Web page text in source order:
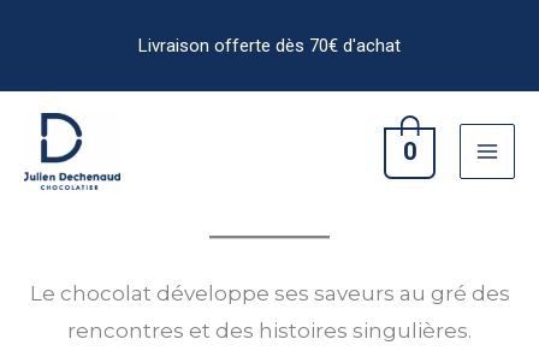
contenu
0
Le chocolat développe ses saveurs au gré des
rencontres et des histoires singulières.